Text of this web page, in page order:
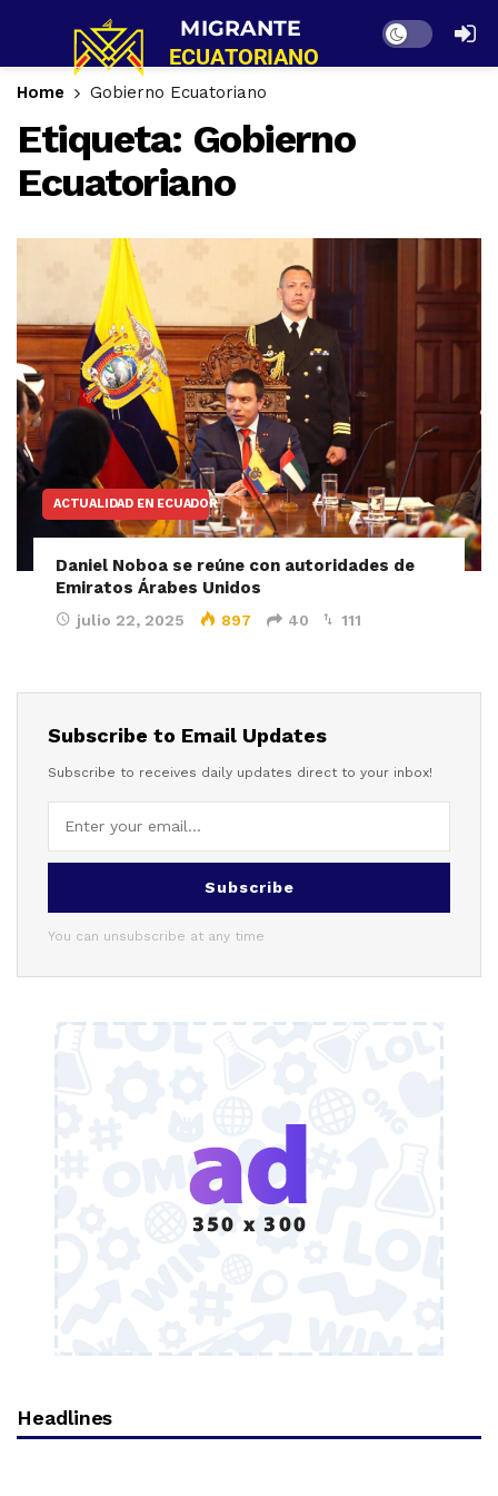
Dark mode
Home Gobierno Ecuatoriano
Etiqueta: Gobierno
Ecuatoriano
ACTUALIDAD EN ECUADOR
Daniel Noboa se reúne con autoridades de
Emiratos Árabes Unidos
julio 22, 2025 897 40 111
Subscribe to Email Updates
Subscribe to receives daily updates direct to your inbox!
Subscribe
You can unsubscribe at any time
Headlines